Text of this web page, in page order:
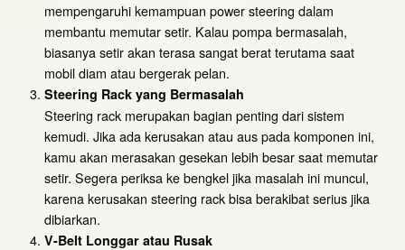
mempengaruhi kemampuan power steering dalam
membantu memutar setir. Kalau pompa bermasalah,
biasanya setir akan terasa sangat berat terutama saat
mobil diam atau bergerak pelan.
Steering Rack yang Bermasalah
Steering rack merupakan bagian penting dari sistem
kemudi. Jika ada kerusakan atau aus pada komponen ini,
kamu akan merasakan gesekan lebih besar saat memutar
setir. Segera periksa ke bengkel jika masalah ini muncul,
karena kerusakan steering rack bisa berakibat serius jika
dibiarkan.
V-Belt Longgar atau Rusak